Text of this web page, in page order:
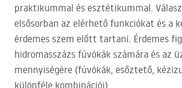
praktikummal és esztétikummal.
elsősorban az elérhető funkciókat és a
érdemes szem előtt tartani. Érdemes
hidromasszázs fúvókák számára és az
mennyiségére (fúvókák, esőztető,
különféle kombinációi).